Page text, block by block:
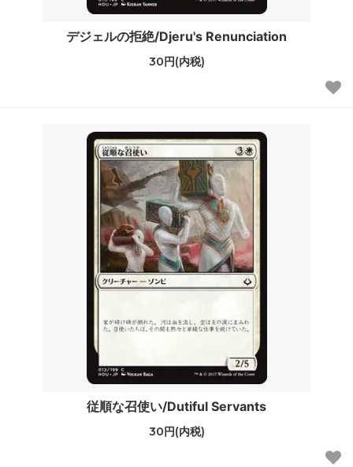
デジェルの拒絶/Djeru's Renunciation
30円(内税)
従順な召使い/Dutiful Servants
30円(内税)